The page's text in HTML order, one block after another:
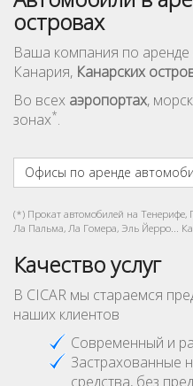
островах
Ваша компания по
Канария, Канарских
Во всех аэропортах,
зонах*.
Офисы по аренде
(*) Прокат автомобилей на Тенерифе,
Ла Пальма, Ла Гомера, Эль Йерро...
Качество услуг
В CICAR мы стараемся
наших клиентов
Современный и
Застрахованные
средства, без